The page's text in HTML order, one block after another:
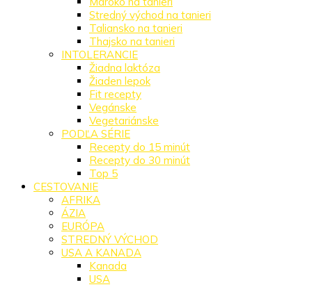
Stredný východ na tanieri
Taliansko na tanieri
Thajsko na tanieri
INTOLERANCIE
Žiadna laktóza
Žiaden lepok
Fit recepty
Vegánske
Vegetariánske
PODĽA SÉRIE
Recepty do 15 minút
Recepty do 30 minút
Top 5
CESTOVANIE
AFRIKA
ÁZIA
EURÓPA
STREDNÝ VÝCHOD
USA A KANADA
Kanada
USA